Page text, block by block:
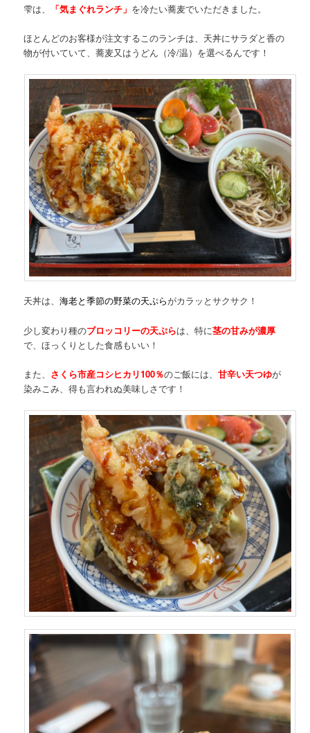
雫は、 「気まぐれランチ」 を冷たい蕎麦でいただきました。
ほとんどのお客様が注文するこのランチは、天丼にサラダと香の
物が付いていて、蕎麦又はうどん（冷/温）を選べるんです！
天丼は、海老と季節の野菜の天ぷらがカラッとサクサク！
少し変わり種のブロッコリーの天ぷらは、特に茎の甘みが濃厚
で、ほっくりとした食感もいい！
また、 さくら市産コシヒカリ100％のご飯には、甘辛い天つゆが
染みこみ、得も言われぬ美味しさです！